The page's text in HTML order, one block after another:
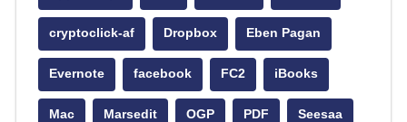
cryptoclick-af Dropbox Eben Pagan
Evernote facebook FC2 iBooks
Mac Marsedit OGP PDF Seesaa